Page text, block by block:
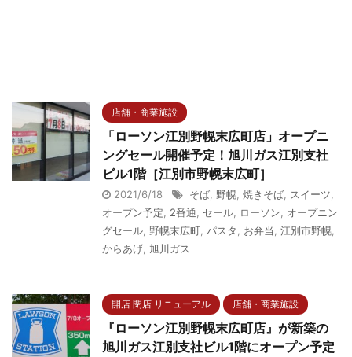
店舗・商業施設
「ローソン江別野幌末広町店」オープニ
ングセール開催予定！旭川ガス江別支社
ビル1階［江別市野幌末広町］
2021/6/18 そば, 野幌, 焼きそば, スイーツ,
オープン予定, 2番通, セール, ローソン, オープニン
グセール, 野幌末広町, パスタ, お弁当, 江別市野幌,
からあげ, 旭川ガス
開店 閉店 リニューアル 店舗・商業施設
『ローソン江別野幌末広町店』が新築の
旭川ガス江別支社ビル1階にオープン予定